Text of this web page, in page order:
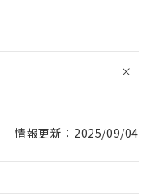
情報更新：2025/09/04